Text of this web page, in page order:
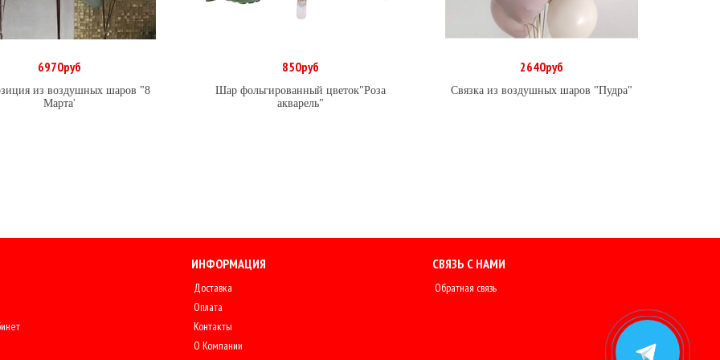
В корзину
6970руб
из воздушных шаров "8
Марта'
В корзину
850руб
Шар фольгированный цветок"Роза
акварель"
В корзину
2640руб
Связка из воздушных шаров "Пудра"
ИНФОРМАЦИЯ
Доставка
Оплата
Контакты
О Компании
СВЯЗЬ С НАМИ
Обратная связь